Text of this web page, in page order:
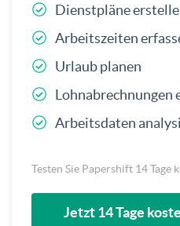
Dienstpläne
Arbeitszeiten
Urlaub planen
Lohnabrechnungen
Arbeitsdaten
Testen Sie Papershift 14
Jetzt 14 Tage